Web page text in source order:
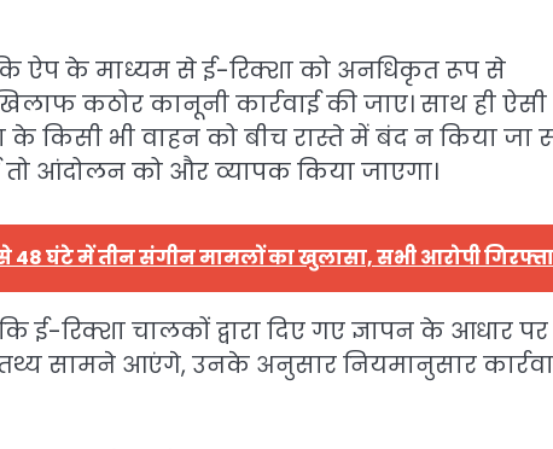
ऐप के माध्यम से ई-रिक्शा को अनधिकृत रूप से
कठोर कानूनी कार्रवाई की जाए। साथ ही ऐसी
के किसी भी वाहन को बीच रास्ते में बंद न किया जा
तो आंदोलन को और व्यापक किया जाएगा।
घंटे में तीन संगीन मामलों का खुलासा, सभी आरोपी
ई-रिक्शा चालकों द्वारा दिए गए ज्ञापन के आधार
सामने आएंगे, उनके अनुसार नियमानुसार